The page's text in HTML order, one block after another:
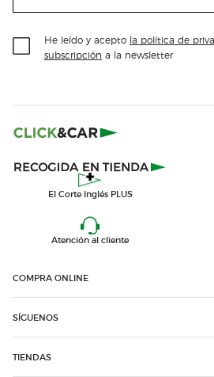
He leído y acepto la política de
subscripción a la newsletter
El Corte Inglés PLUS
Atención al cliente
COMPRA ONLINE
SÍGUENOS
TIENDAS